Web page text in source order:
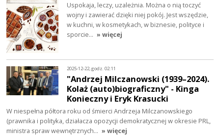
Uspokaja, leczy, uzależnia. Można o nią toczyć
wojny i zawierać dzięki niej pokój. Jest wszędzie,
w kuchni, w kosmetykach, w biznesie, polityce i
sporcie… » więcej
2025-12-22, godz. 02:11
"Andrzej Milczanowski (1939–2024).
Kolaż (auto)biograficzny" - Kinga
Konieczny i Eryk Krasucki
W niespełna półtora roku od śmierci Andrzeja Milczanowskiego
(prawnika i polityka, działacza opozycji demokratycznej w okresie PRL,
ministra spraw wewnętrznych… » więcej